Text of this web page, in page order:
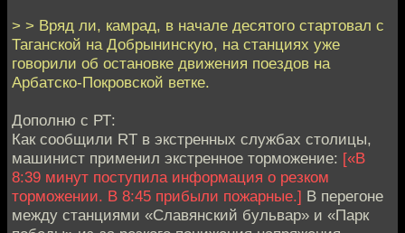
> > Вряд ли, камрад, в начале десятого стартовал с
Таганской на Добрынинскую, на станциях уже
говорили об остановке движения поездов на
Арбатско-Покровской ветке.
Дополню с РТ:
Как сообщили RT в экстренных службах столицы,
машинист применил экстренное торможение: [«В
8:39 минут поступила информация о резком
торможении. В 8:45 прибыли пожарные.] В перегоне
между станциями «Славянский бульвар» и «Парк